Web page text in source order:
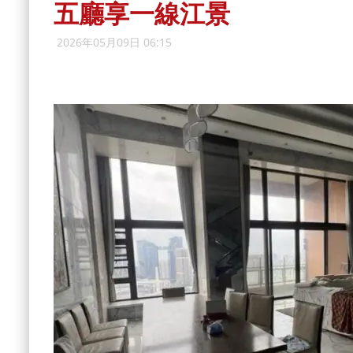
五廳享一線江景
2026年05月09日 06:15